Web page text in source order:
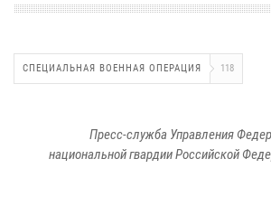
СПЕЦИАЛЬНАЯ ВОЕННАЯ ОПЕРАЦИЯ 118
Пресс-служба Управления
национальной гвардии Российской